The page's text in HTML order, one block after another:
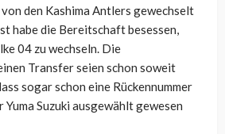
den Kashima Antlers gewechselt
habe die Bereitschaft besessen,
04 zu wechseln. Die
Transfer seien schon soweit
sogar schon eine Rückennummer
Yuma Suzuki ausgewählt gewesen